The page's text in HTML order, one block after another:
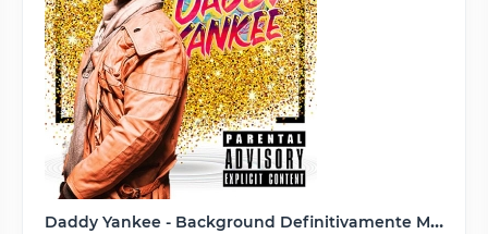
Daddy Yankee - Background Definitivamente Mashup (2020) MP3